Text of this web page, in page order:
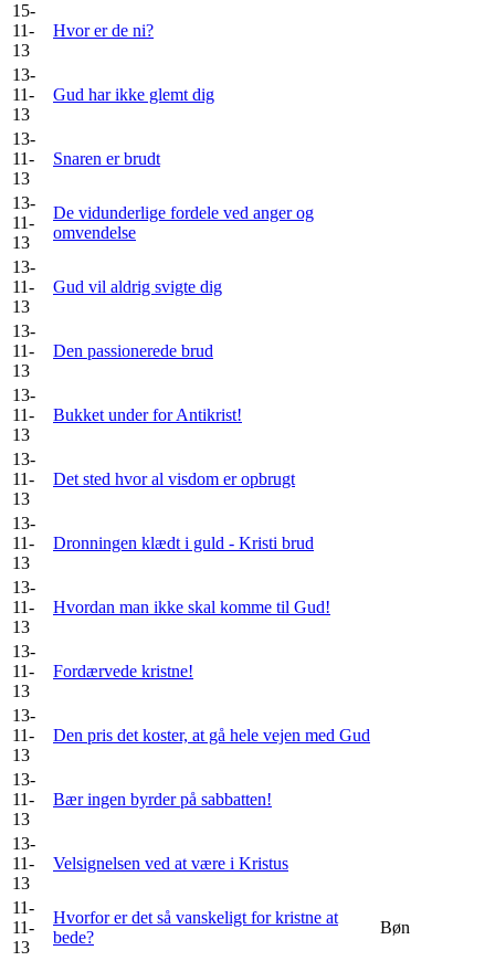
15-
11-
13
Hvor er de ni?
13-
11-
13
Gud har ikke glemt dig
13-
11-
13
Snaren er brudt
13-
11-
13
De vidunderlige fordele ved anger og
omvendelse
13-
11-
13
Gud vil aldrig svigte dig
13-
11-
13
Den passionerede brud
13-
11-
13
Bukket under for Antikrist!
13-
11-
13
Det sted hvor al visdom er opbrugt
13-
11-
13
Dronningen klædt i guld - Kristi brud
13-
11-
13
Hvordan man ikke skal komme til Gud!
13-
11-
13
Fordærvede kristne!
13-
11-
13
Den pris det koster, at gå hele vejen med Gud
13-
11-
13
Bær ingen byrder på sabbatten!
13-
11-
13
Velsignelsen ved at være i Kristus
11-
11-
13
Hvorfor er det så vanskeligt for kristne at
bede?
Bøn